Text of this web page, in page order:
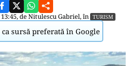
deNitulescu Gabriel, în TURISM
ca sursă preferată în Google